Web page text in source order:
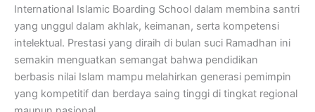
International Islamic Boarding School dalam membina santri
yang unggul dalam akhlak, keimanan, serta kompetensi
intelektual. Prestasi yang diraih di bulan suci Ramadhan ini
semakin menguatkan semangat bahwa pendidikan
berbasis nilai Islam mampu melahirkan generasi pemimpin
yang kompetitif dan berdaya saing tinggi di tingkat regional